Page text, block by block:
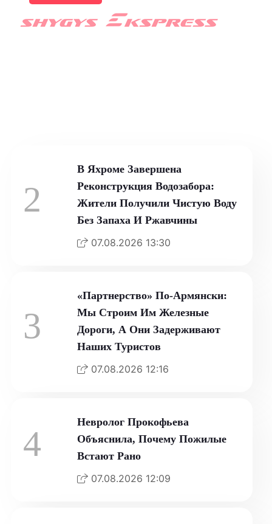
2
В Яхроме Завершена
Реконструкция Водозабора:
Жители Получили Чистую Воду
Без Запаха И Ржавчины
07.08.2026 13:30
3
«Партнерство» По-Армянски:
Мы Строим Им Железные
Дороги, А Они Задерживают
Наших Туристов
07.08.2026 12:16
4
Невролог Прокофьева
Объяснила, Почему Пожилые
Встают Рано
07.08.2026 12:09